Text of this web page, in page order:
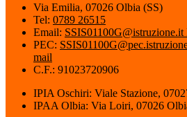
Via Emilia, 07026 Olbia (SS)
Tel: 0789 26515
Email: SSIS01100G@istruzione.it
PEC:
mail
C.F.: 91023720906
IPIA Oschiri: Viale Stazione,
IPAA Olbia: Via Loiri, 07026